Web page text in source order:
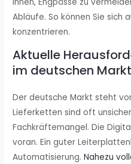
Abläufe. So können Sie sich
konzentrieren.
Aktuelle
im deutschen Markt
Der deutsche Markt steht
Lieferketten sind oft
Fachkräftemangel. Die
voran. Ein guter
Automatisierung.Nahezu